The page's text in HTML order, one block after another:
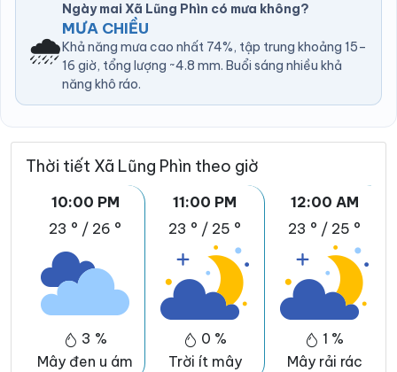
🌧️
Ngày mai Xã Lũng Phìn có mưa không?
MƯA CHIỀU
Khả năng mưa cao nhất 74%, tập trung khoảng 15–
16 giờ, tổng lượng ~4.8 mm. Buổi sáng nhiều khả
năng khô ráo.
Thời tiết Xã Lũng Phìn theo giờ
10:00 PM
23 ° / 26 °
3 %
Mây đen u ám
11:00 PM
23 ° / 25 °
0 %
Trời ít mây
12:00 AM
23 ° / 25 °
1 %
Mây rải rác